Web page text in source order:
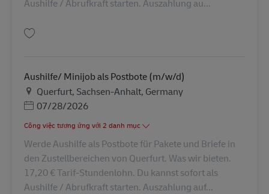
Aushilfe / Abrufkraft starten. Auszahlung au...
Aushilfe/ Minijob als Postbote (m/w/d)
Địa điểm
Querfurt, Sachsen-Anhalt, Germany
Posted Date
07/28/2026
Công việc tương ứng với 2 danh mục
Werde Aushilfe als Postbote für Pakete und Briefe in
den Zustellbereichen von Querfurt. Was wir bieten.
17,20 € Tarif-Stundenlohn. Du kannst sofort als
Aushilfe / Abrufkraft starten. Auszahlung auf...